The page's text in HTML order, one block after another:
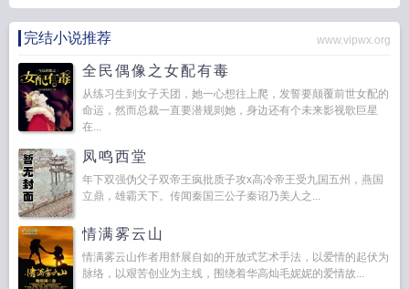
完结小说推荐 www.vipwx.org
全民偶像之女配有毒
从练习生到女子天团，她一心想往上爬，发誓要颠覆前世女配的
命运，然而总裁一直要潜规则她，身边还有个未来影视歌巨星
在...
凤鸣西堂
年下双强伪父子双帝王疯批质子攻x高冷帝王受九国五州，燕国
立鼎，雄霸天下。传闻秦国三公子秦诏乃美人之...
情满雾云山
情满雾云山作者用舒展自如的开放式艺术手法，以爱情的起伏为
脉络，以艰苦创业为主线，围绕着华高灿毛妮妮的爱情故...